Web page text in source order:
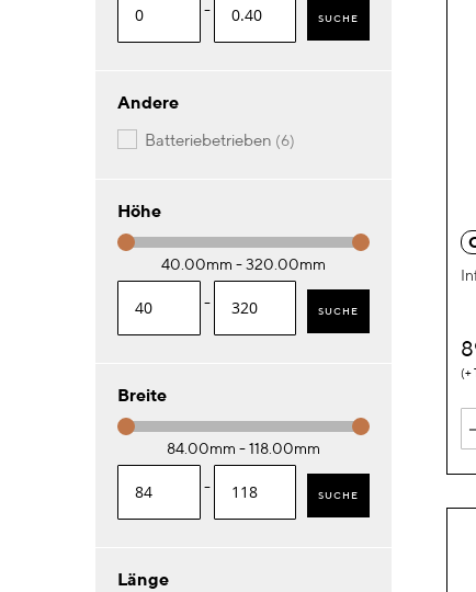
- SUCHE
Andere
batteriebetrieben 6Artikel
Höhe
40.00mm - 320.00mm
- SUCHE
Breite
84.00mm - 118.00mm
- SUCHE
Länge